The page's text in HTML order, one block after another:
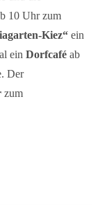
10 Uhr zum
Kiez“ ein
einDorfcafé ab
Der
zum